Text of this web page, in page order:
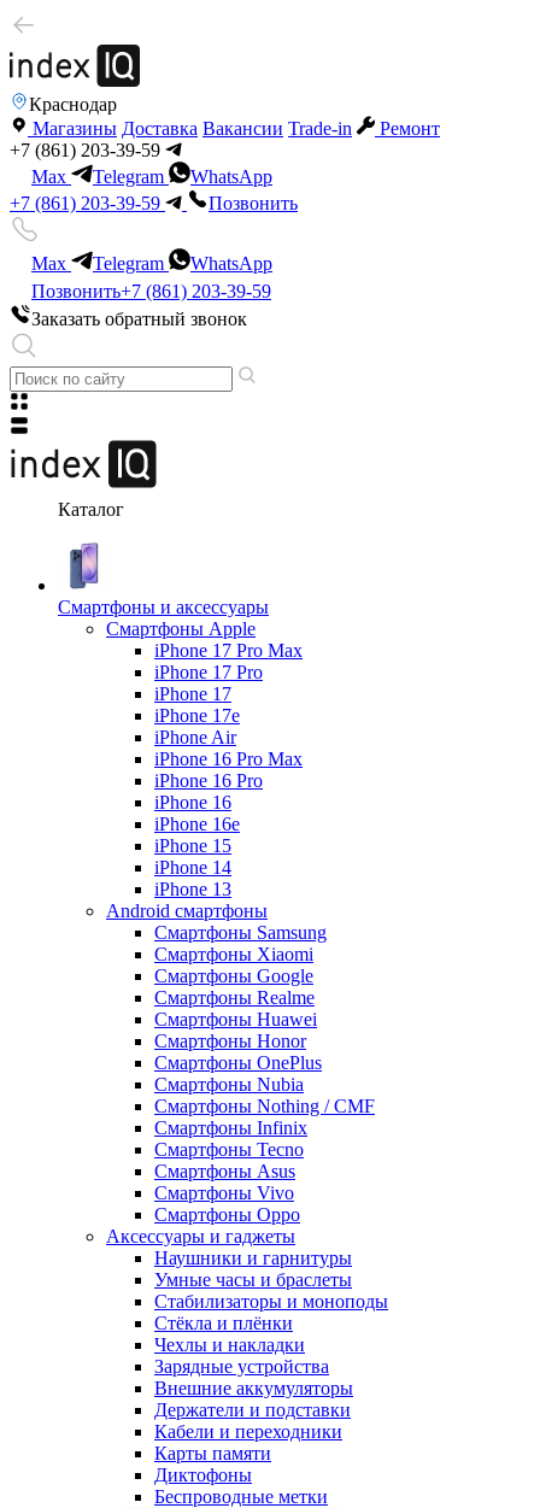
Краснодар
Магазины Доставка Вакансии Trade-in
Ремонт
+7 (861) 203-39-59
Max
Telegram
WhatsApp
+7 (861) 203-39-59
Позвонить
Max Telegram
WhatsApp
Позвонить+7 (861) 203-39-59
Заказать обратный звонок
Каталог
Смартфоны и аксессуары
Смартфоны Apple
iPhone 17 Pro Max
iPhone 17 Pro
iPhone 17
iPhone 17e
iPhone Air
iPhone 16 Pro Max
iPhone 16 Pro
iPhone 16
iPhone 16e
iPhone 15
iPhone 14
iPhone 13
Android cмартфоны
Смартфоны Samsung
Смартфоны Xiaomi
Смартфоны Google
Смартфоны Realme
Смартфоны Huawei
Смартфоны Honor
Смартфоны OnePlus
Смартфоны Nubia
Смартфоны Nothing / CMF
Смартфоны Infinix
Смартфоны Tecno
Смартфоны Asus
Смартфоны Vivo
Смартфоны Oppo
Аксессуары и гаджеты
Наушники и гарнитуры
Умные часы и браслеты
Стабилизаторы и моноподы
Стёкла и плёнки
Чехлы и накладки
Зарядные устройства
Внешние аккумуляторы
Держатели и подставки
Кабели и переходники
Карты памяти
Диктофоны
Беспроводные метки